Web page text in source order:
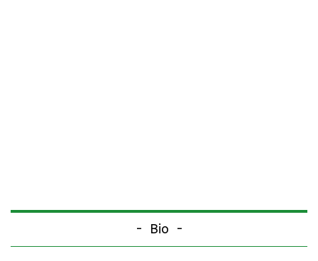
Bio